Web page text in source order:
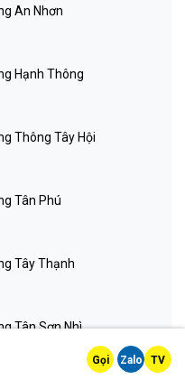
An Nhơn
Hạnh Thông
Thông Tây Hội
Tân Phú
Tây Thạnh
Tân Sơn Nhì
Gọi Zalo TV